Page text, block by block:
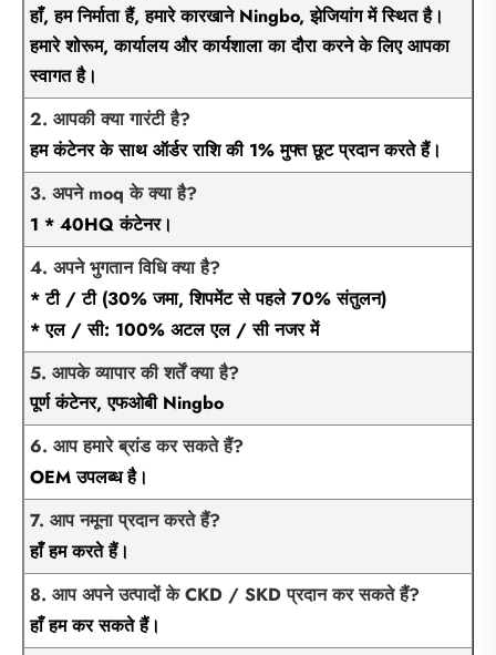
हाँ, हम निर्माता हैं, हमारे कारखाने Ningbo, झेजियांग में स्थित है।
हमारे शोरूम, कार्यालय और कार्यशाला का दौरा करने के लिए आपका
स्वागत है।
2. आपकी क्या गारंटी है?
हम कंटेनर के साथ ऑर्डर राशि की 1% मुफ्त छूट प्रदान करते हैं।
3. अपने moq के क्या है?
1 * 40HQ कंटेनर।
4. अपने भुगतान विधि क्या है?
* टी / टी (30% जमा, शिपमेंट से पहले 70% संतुलन)
* एल / सी: 100% अटल एल / सी नजर में
5. आपके व्यापार की शर्तें क्या है?
पूर्ण कंटेनर, एफओबी Ningbo
6. आप हमारे ब्रांड कर सकते हैं?
OEM उपलब्ध है।
7. आप नमूना प्रदान करते हैं?
हाँ हम करते हैं।
8. आप अपने उत्पादों के CKD / SKD प्रदान कर सकते हैं?
हाँ हम कर सकते हैं।